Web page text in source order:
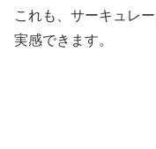
これも、サーキュレ
実感できます。